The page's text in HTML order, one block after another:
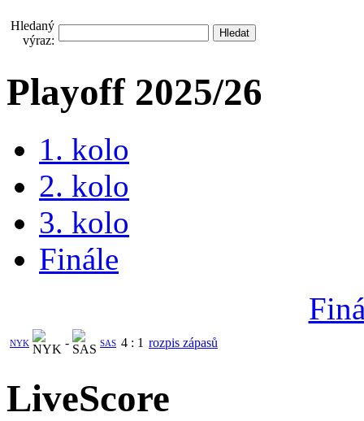
Hledaný
výraz:
Playoff 2025/26
1. kolo
2. kolo
3. kolo
Finále
NYK - SAS 4 : 1 rozpis zápasů
LiveScore